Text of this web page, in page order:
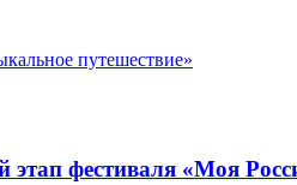
этап фестиваля «Моя